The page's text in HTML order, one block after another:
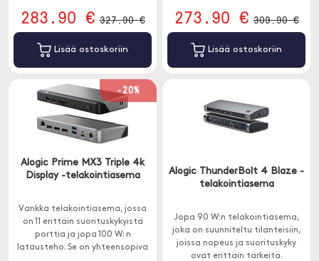
283.90 € 327.90 €
Lisää ostoskoriin
273.90 € 309.90 €
Lisää ostoskoriin
-20%
Alogic Prime MX3 Triple 4k
Display -telakointiasema
Vankka telakointiasema, jossa
on 11 erittäin suorituskykyistä
porttia ja jopa 100 W: n
latausteho. Se on yhteensopiva
Alogic ThunderBolt 4 Blaze -
telakointiasema
Jopa 90 W:n telakointiasema,
joka on suunniteltu tilanteisiin,
joissa nopeus ja suorituskyky
ovat erittäin tärkeitä.